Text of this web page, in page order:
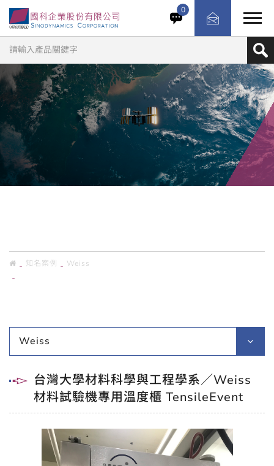
台大材料科學與工程學系的研究室，進行高熵材料在低溫狀
態下的拉力測試，試驗條件嚴苛。 因MTS材料測試設備原
廠無提供可降溫至零下150度的溫度櫃，選擇用德國Weiss
溫濕度櫃Tensile Event，此設備升溫速率2.0K/Min，溫度
範圍-150℃ ~ 180℃。 本案整合兩個系統，美國MTS材料
試驗機與德國WEISS溫濕度櫃，藉由國科多年的專業經驗，
順利整合兩個系統的軟硬體設施，以期獲得科學研究最注重
的正確數據。
0
知名案例
Weiss
Weiss
台灣大學材料科學與工程學系／Weiss
材料試驗機專用溫度櫃 TensileEvent